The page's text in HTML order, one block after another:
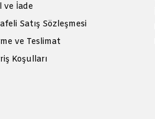
ve İade
Satış Sözleşmesi
ve Teslimat
Koşulları